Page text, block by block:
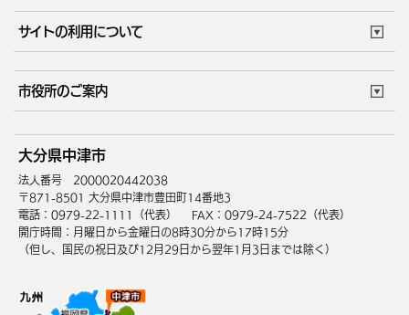
サイトの利用について
サイトマップ
市役所のご案内
庁舎地図 組織案内
中津市へのアクセス
大分県中津市
法人番号 2000020442038
〒871-8501 大分県中津市豊田町14番地3
電話：0979-22-1111（代表）
FAX：0979-24-7522（代表）
開庁時間：月曜日から金曜日の8時30分から17時15分
（但し、国民の祝日及び12月29日から翌年1月3日までは除く）